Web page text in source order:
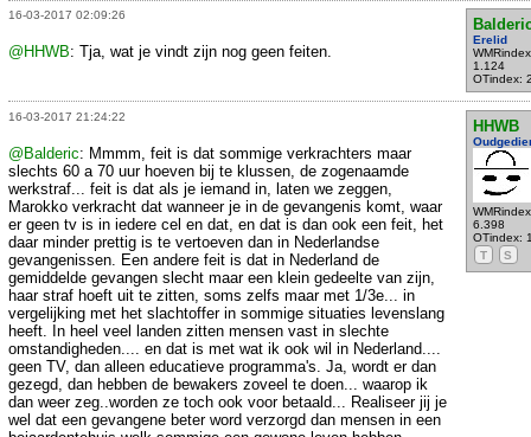
16-03-2017 02:09:26
Erelid
1.124
OTindex:
@HHWB: Tja, wat je vindt zijn nog geen feiten.
16-03-2017 21:24:22
HHWB
6.398
OTindex:
T
S
@Balderic: Mmmm, feit is dat sommige verkrachters maar
slechts 60 a 70 uur hoeven bij te klussen, de zogenaamde
werkstraf... feit is dat als je iemand in, laten we zeggen,
Marokko verkracht dat wanneer je in de gevangenis komt, waar
er geen tv is in iedere cel en dat, en dat is dan ook een feit, het
daar minder prettig is te vertoeven dan in Nederlandse
gevangenissen. Een andere feit is dat in Nederland de
gemiddelde gevangen slecht maar een klein gedeelte van zijn,
haar straf hoeft uit te zitten, soms zelfs maar met 1/3e... in
vergelijking met het slachtoffer in sommige situaties levenslang
heeft. In heel veel landen zitten mensen vast in slechte
omstandigheden.... en dat is met wat ik ook wil in Nederland....
geen TV, dan alleen educatieve programma's. Ja, wordt er dan
gezegd, dan hebben de bewakers zoveel te doen... waarop ik
dan weer zeg..worden ze toch ook voor betaald... Realiseer jij je
wel dat een gevangene beter word verzorgd dan mensen in een